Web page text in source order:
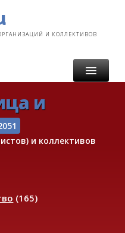
И КОЛЛЕКТИВОВ
и
и коллективов
(165)